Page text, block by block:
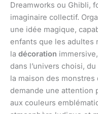
Dreamworks ou Ghibli,
imaginaire collectif.
une idée magique,
enfants que les adultes
la décoration
dans l’univers choisi,
la maison des
demande une attention
aux couleurs